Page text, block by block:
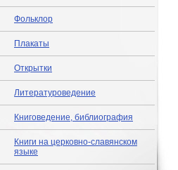
Фольклор
Плакаты
Открытки
Литературоведение
Книговедение, библиография
Книги на церковно-славянском
языке